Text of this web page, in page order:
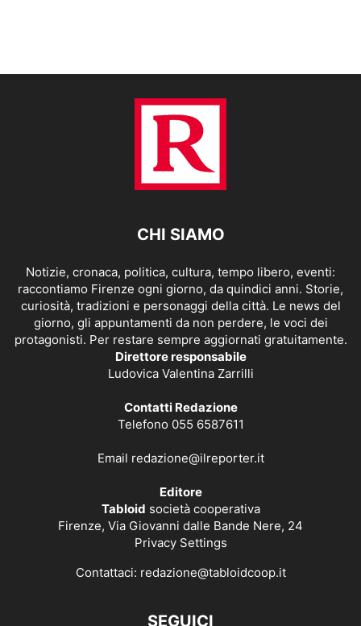
CHI SIAMO
Notizie, cronaca, politica, cultura, tempo libero, eventi:
raccontiamo Firenze ogni giorno, da quindici anni. Storie,
curiosità, tradizioni e personaggi della città. Le news del
giorno, gli appuntamenti da non perdere, le voci dei
protagonisti. Per restare sempre aggiornati gratuitamente.
Direttore responsabile
Ludovica Valentina Zarrilli
Contatti Redazione
Telefono 055 6587611
Email redazione@ilreporter.it
Editore
Tabloid società cooperativa
Firenze, Via Giovanni dalle Bande Nere, 24
Privacy Settings
Contattaci: redazione@tabloidcoop.it
SEGUICI